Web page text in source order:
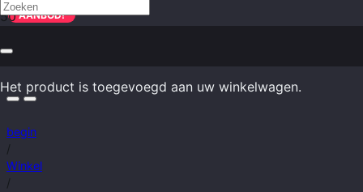
Het product is toegevoegd aan uw winkelwagen.
begin
/
Winkel
/
AANBOD!